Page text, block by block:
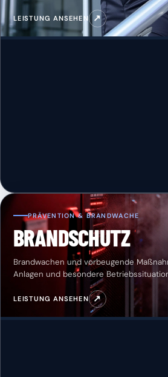
LEISTUNG ANSEHEN ↗
PRÄVENTION & BRANDWACHE
BRANDSCHUTZ
Brandwachen und vorbeugende
Anlagen und besondere
LEISTUNG ANSEHEN ↗